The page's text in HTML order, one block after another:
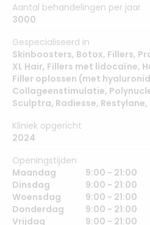
Aantal behandelingen per jaar
3000
Gespecialiseerd in
Skinboosters, Botox, Fillers,
XL Hair, Fillers met lidocaïne,
Filler oplossen (met
Collageenstimulatie,
Sculptra, Radiesse, Restylane,
Kliniek opgericht
2024
Openingstijden
Maandag
9:00 - 21:00
Dinsdag
9:00 - 21:00
Woensdag
9:00 - 21:00
Donderdag
9:00 - 21:00
Vrijdag
9:00 - 21:00